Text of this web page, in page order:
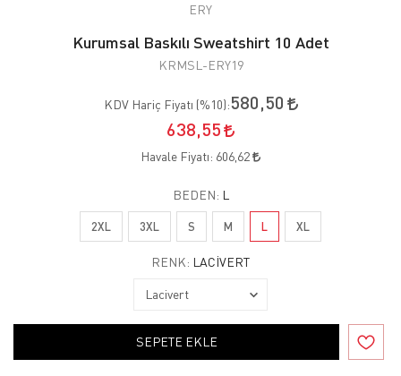
ERY
Kurumsal Baskılı Sweatshirt 10 Adet
KRMSL-ERY19
KDV Hariç Fiyatı (%10):580,50
638,55
Havale Fiyatı: 606,62
BEDEN: L
2XL 3XL S M L XL
RENK: LACIVERT
SEPETE EKLE